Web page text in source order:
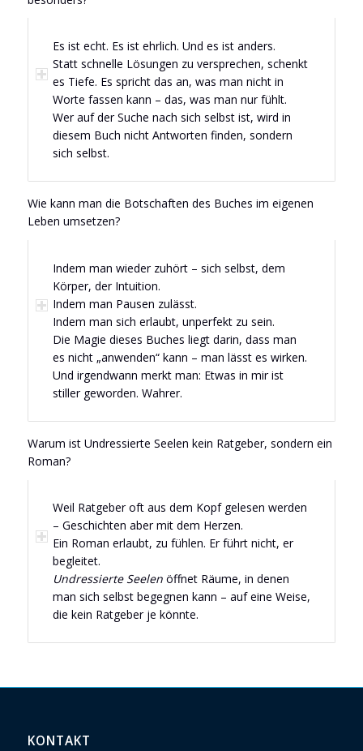
Es ist echt. Es ist ehrlich. Und es ist anders.
Statt schnelle Lösungen zu versprechen, schenkt
es Tiefe. Es spricht das an, was man nicht in
Worte fassen kann – das, was man nur fühlt.
Wer auf der Suche nach sich selbst ist, wird in
diesem Buch nicht Antworten finden, sondern
sich selbst.
Wie kann man die Botschaften des Buches im eigenen
Leben umsetzen?
Indem man wieder zuhört – sich selbst, dem
Körper, der Intuition.
Indem man Pausen zulässt.
Indem man sich erlaubt, unperfekt zu sein.
Die Magie dieses Buches liegt darin, dass man
es nicht „anwenden“ kann – man lässt es wirken.
Und irgendwann merkt man: Etwas in mir ist
stiller geworden. Wahrer.
Warum ist Undressierte Seelen kein Ratgeber, sondern ein
Roman?
Weil Ratgeber oft aus dem Kopf gelesen werden
– Geschichten aber mit dem Herzen.
Ein Roman erlaubt, zu fühlen. Er führt nicht, er
begleitet.
Undressierte Seelenöffnet Räume, in denen
man sich selbst begegnen kann – auf eine Weise,
die kein Ratgeber je könnte.
KONTAKT